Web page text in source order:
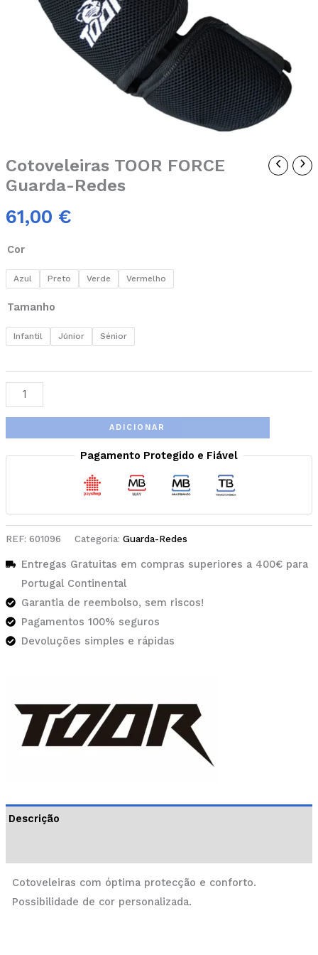
Cotoveleiras TOOR FORCE
Guarda-Redes
61,00 €
Cor
Azul Preto Verde Vermelho
Tamanho
Infantil Júnior Sénior
ADICIONAR
Pagamento Protegido e Fiável
REF: 601096 Categoria: Guarda-Redes
Entregas Gratuitas em compras superiores a 400€ para
Portugal Continental
Garantia de reembolso, sem riscos!
Pagamentos 100% seguros
Devoluções simples e rápidas
Descrição
Cotoveleiras com óptima protecção e conforto.
Possibilidade de cor personalizada.